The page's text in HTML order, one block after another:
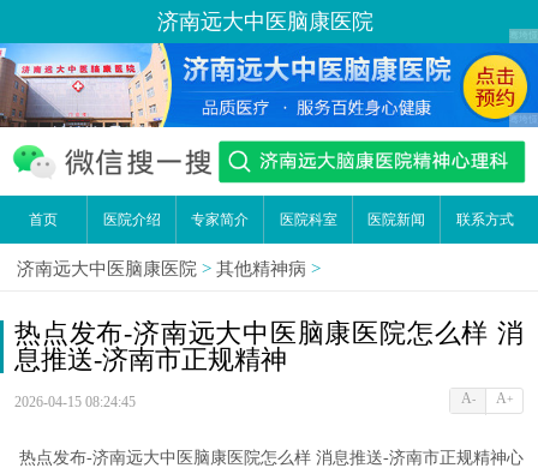
济南远大中医脑康医院
首页 医院介绍 专家简介 医院科室 医院新闻 联系方式
济南远大中医脑康医院 > 其他精神病 >
热点发布-济南远大中医脑康医院怎么样 消
息推送-济南市正规精神
2026-04-15 08:24:45 A- A+
热点发布-济南远大中医脑康医院怎么样 消息推送-济南市正规精神心